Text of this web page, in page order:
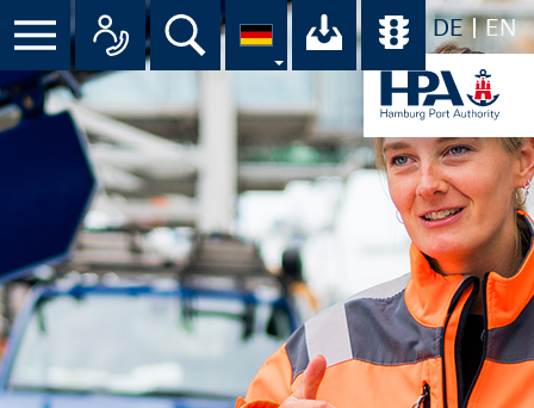
DE EN
Menü Alle Ansprechpartner im
Suche Ihr Download-